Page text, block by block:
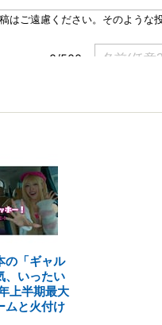
の「ギャル
、いったい
上半期最大
ムと火付け